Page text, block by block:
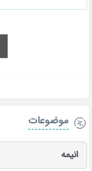
موضوعات
انیمه